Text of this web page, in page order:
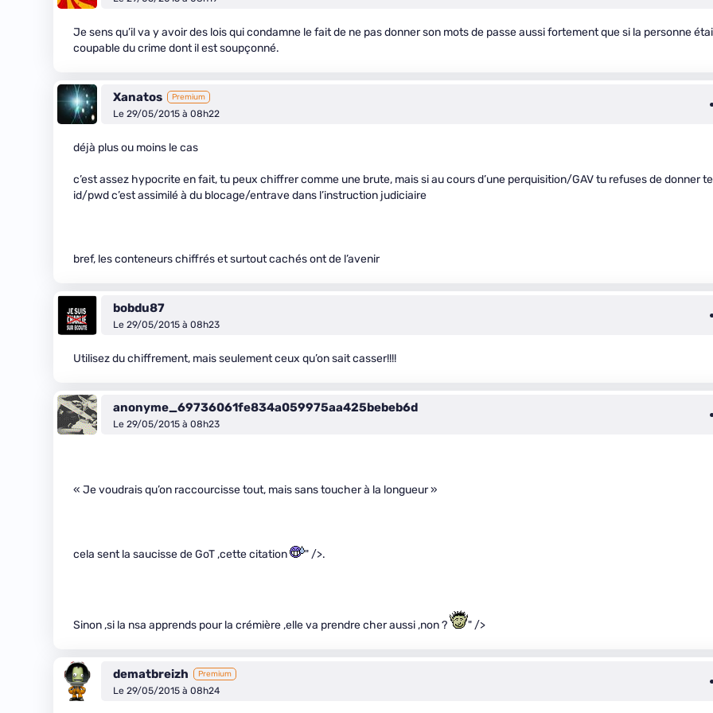
Je sens qu’il va y avoir des lois qui condamne le fait de ne pas donner son mots de passe aussi fortement que si la personne
coupable du crime dont il est soupçonné.
Xanatos Premium
Le 29/05/2015 à 08h22
déjà plus ou moins le cas
c’est assez hypocrite en fait, tu peux chiffrer comme une brute, mais si au cours d’une perquisition/GAV tu refuses de donner
id/pwd c’est assimilé à du blocage/entrave dans l’instruction judiciaire
bref, les conteneurs chiffrés et surtout cachés ont de l’avenir
bobdu87
Le 29/05/2015 à 08h23
Utilisez du chiffrement, mais seulement ceux qu’on sait casser!!!!
anonyme_69736061fe834a059975aa425bebeb6d
Le 29/05/2015 à 08h23
« Je voudrais qu’on raccourcisse tout, mais sans toucher à la longueur »
cela sent la saucisse de GoT ,cette citation " />.
Sinon ,si la nsa apprends pour la crémière ,elle va prendre cher aussi ,non ? " />
dematbreizh Premium
Le 29/05/2015 à 08h24